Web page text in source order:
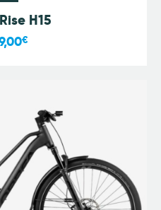
H15
€